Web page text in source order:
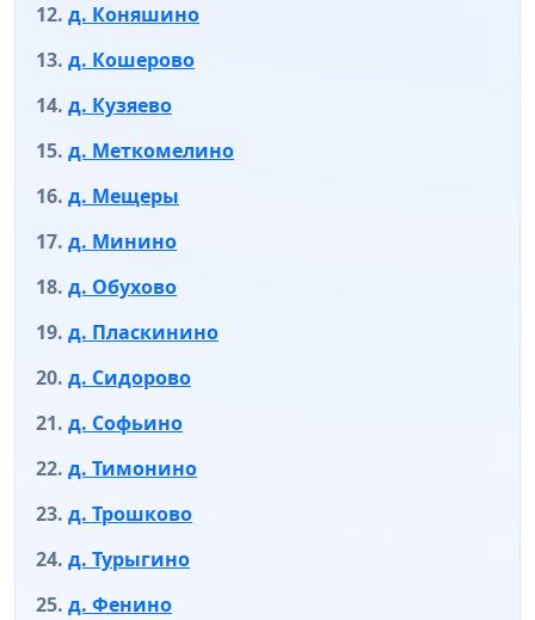
д. Коняшино
д. Кошерово
д. Кузяево
д. Меткомелино
д. Мещеры
д. Минино
д. Обухово
д. Пласкинино
д. Сидорово
д. Софьино
д. Тимонино
д. Трошково
д. Турыгино
д. Фенино